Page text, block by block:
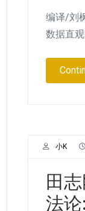
编译/刘
数据直
小K
田
法